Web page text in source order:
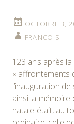
OCTOBRE 3,
FRANCOIS
123 ans après
« affrontements
l’inauguration
ainsi la mémoire
natale était, au